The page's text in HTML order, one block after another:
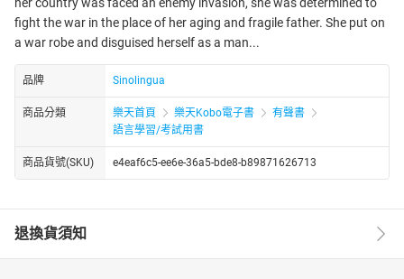
fight the war in the place of her aging and fragile father. She put on
a war robe and disguised herself as a man...
品牌 Sinolingua
商品分類 樂天首頁 樂天Kobo電子書
有聲書
語言學習/考試用書
商品貨號(SKU) e4eaf6c5-ee6e-36a5-bde8-b89871626713
退換貨須知